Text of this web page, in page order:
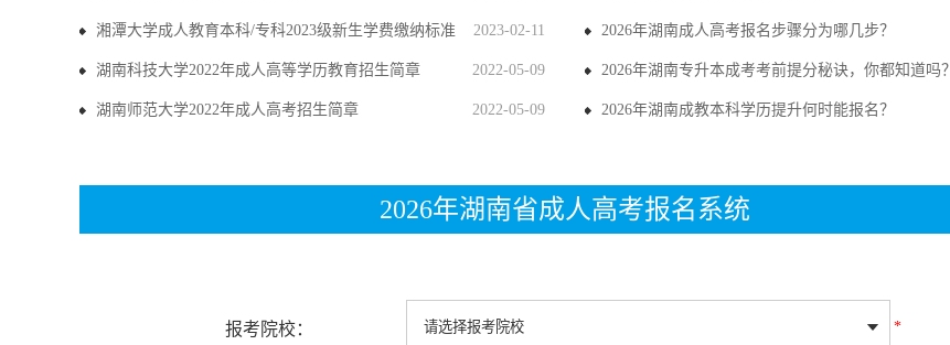
2023-02-11
湘潭大学成人教育本科/专科2023级新生学费缴纳标准
2022-05-09
湖南科技大学2022年成人高等学历教育招生简章
2022-05-09
湖南师范大学2022年成人高考招生简章
2026年湖南成人高考报名步骤分为哪几步？
2026年湖南专升本成考考前提分秘诀，你都知道吗？
2026年湖南成教本科学历提升何时能报名？
2026年湖南省成人高考报名系统
报考院校： *